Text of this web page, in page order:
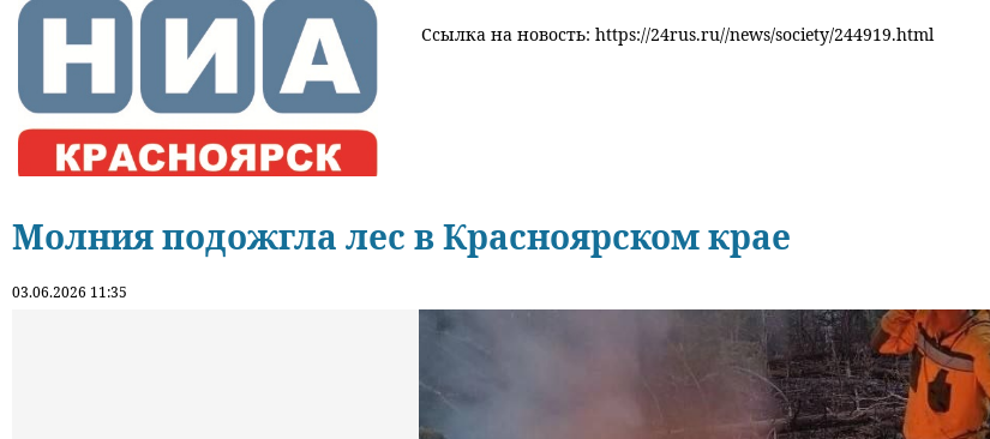
Ссылка на новость: https://24rus.ru//news/society/244919.html
Молния подожгла лес в Красноярском крае
03.06.2026 11:35